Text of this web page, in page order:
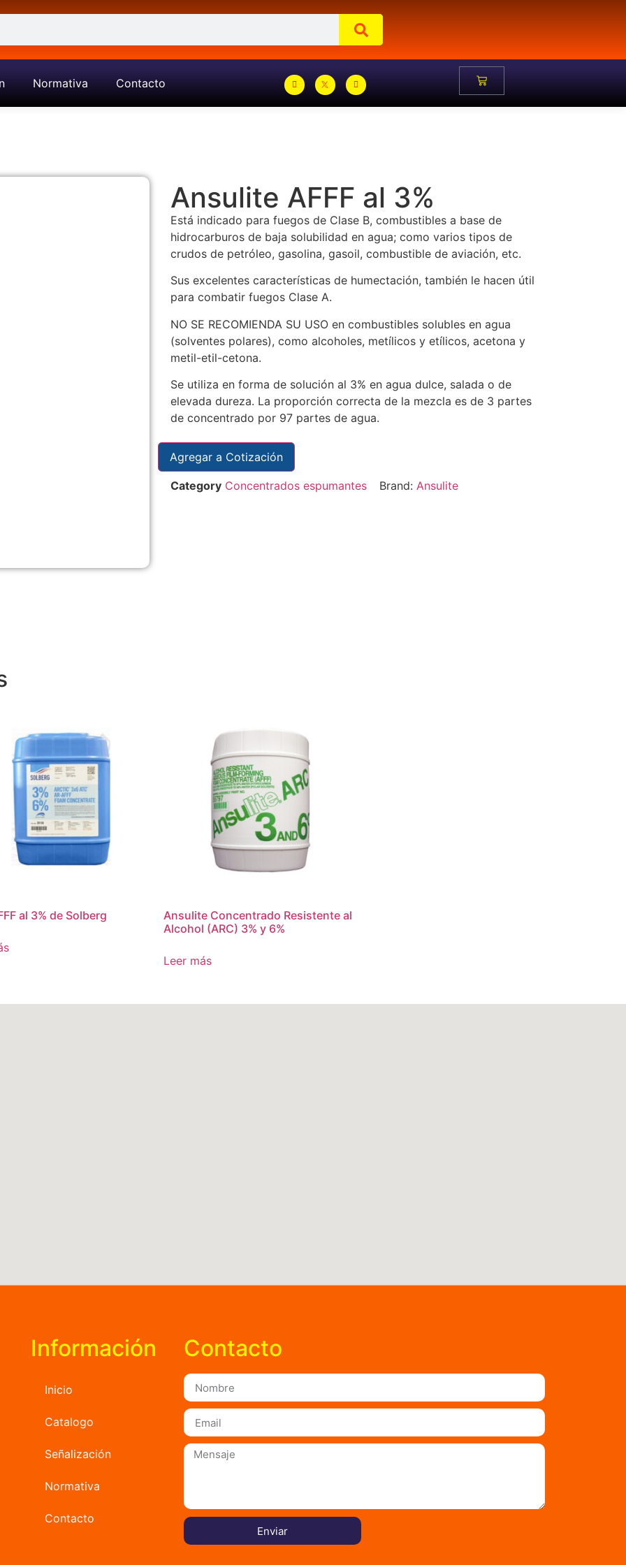
Normativa Contacto
Ansulite AFFF al 3%
Está indicado para fuegos de Clase B, combustibles a base de
hidrocarburos de baja solubilidad en agua; como varios tipos de
crudos de petróleo, gasolina, gasoil, combustible de aviación, etc.
Sus excelentes características de humectación, también le hacen útil
para combatir fuegos Clase A.
NO SE RECOMIENDA SU USO en combustibles solubles en agua
(solventes polares), como alcoholes, metílicos y etílicos, acetona y
metil-etil-cetona.
Se utiliza en forma de solución al 3% en agua dulce, salada o de
elevada dureza. La proporción correcta de la mezcla es de 3 partes
de concentrado por 97 partes de agua.
Agregar a Cotización
Category Concentrados espumantes Brand: Ansulite
al 3% de Solberg
Ansulite Concentrado Resistente al
Alcohol (ARC) 3% y 6%
Leer más
Información
Inicio
Catalogo
Señalización
Normativa
Contacto
Contacto
Enviar